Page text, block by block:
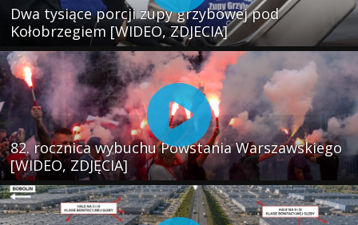
Dwa tysiące porcji zupy grzybowej pod
Kołobrzegiem [WIDEO, ZDJECIA]
82. rocznica wybuchu Powstania Warszawskiego
[WIDEO, ZDJĘCIA]